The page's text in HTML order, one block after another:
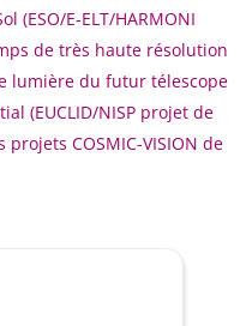
(ESO/E-ELT/HARMONI
de très haute résolution
lumière du futur télescope
(EUCLID/NISP projet de
COSMIC-VISION de